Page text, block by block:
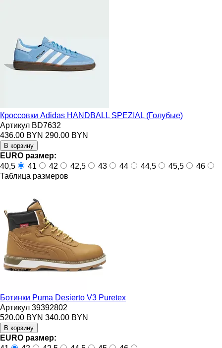
Кроссовки Adidas HANDBALL SPEZIAL (Голубые)
Артикул BD7632
436.00 BYN 290.00 BYN
EURO размер:
40,5
41 42 42,5 43 44 44,5 45,5
46
Таблица размеров
Ботинки Puma Desierto V3 Puretex
Артикул 39392802
520.00 BYN 340.00 BYN
EURO размер: